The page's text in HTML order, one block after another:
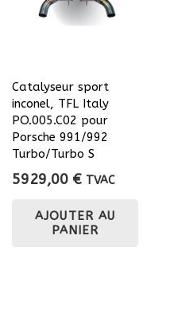
Catalyseur sport
inconel, TFL Italy
PO.005.C02 pour
Porsche 991/992
Turbo/Turbo S
5929,00 € TVAC
AJOUTER AU
PANIER